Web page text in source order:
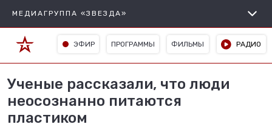
МЕДИАГРУППА «ЗВЕЗДА»
ЭФИР ПРОГРАММЫ ФИЛЬМЫ РАДИО
Ученые рассказали, что люди
неосознанно питаются
пластиком